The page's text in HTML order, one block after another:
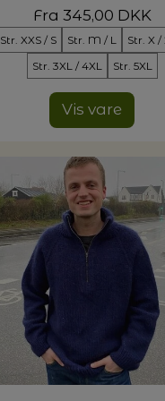
Fra 345,00 DKK
Str. XXS / S Str. M / L
Str. X /
Str. 3XL / 4XL
Str. 5XL
Vis vare